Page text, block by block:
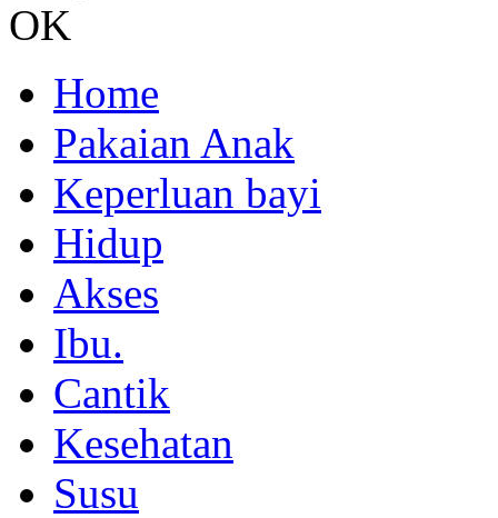
OK
Home
Pakaian Anak
Keperluan bayi
Hidup
Akses
Ibu.
Cantik
Kesehatan
Susu